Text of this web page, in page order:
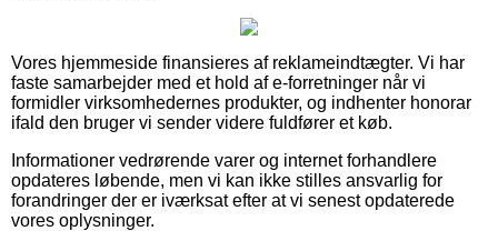
Vores hjemmeside finansieres af reklameindtægter. Vi har
faste samarbejder med et hold af e-forretninger når vi
formidler virksomhedernes produkter, og indhenter honorar
ifald den bruger vi sender videre fuldfører et køb.
Informationer vedrørende varer og internet forhandlere
opdateres løbende, men vi kan ikke stilles ansvarlig for
forandringer der er iværksat efter at vi senest opdaterede
vores oplysninger.